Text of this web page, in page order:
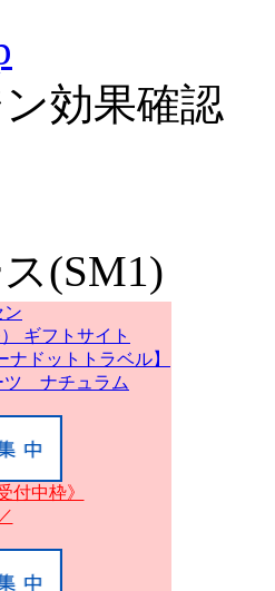
効果確認
(SM1)
付中枠》